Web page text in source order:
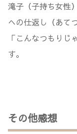
滝子（子持ち女性
への仕返し（あて
「こんなつもりじ
す。
その他感想